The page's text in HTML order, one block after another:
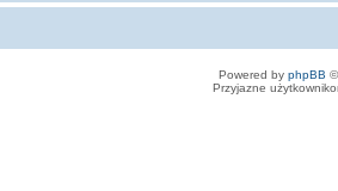
Powered by phpBB
Przyjazne